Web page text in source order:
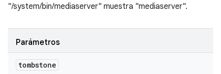
"/system/bin/mediaserver" muestra "mediaserver".
Parámetros
tombstone